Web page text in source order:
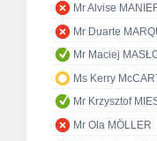
Mr Alvise
Mr Duarte
Mr Maciej
Ms Kerry
Mr Krzysztof
Mr Ola MÖLLER